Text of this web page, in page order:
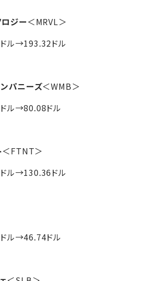
ロジー＜MRVL＞
ル→193.32ドル
ンパニーズ＜WMB＞
ル→80.08ドル
＜FTNT＞
ル→130.36ドル
ル→46.74ドル